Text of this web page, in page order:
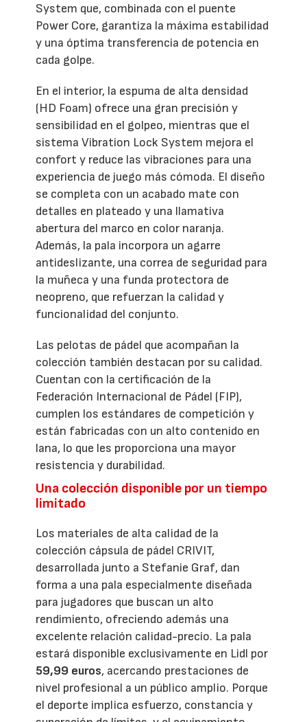
System que, combinada con el puente
Power Core, garantiza la máxima estabilidad
y una óptima transferencia de potencia en
cada golpe.
En el interior, la espuma de alta densidad
(HD Foam) ofrece una gran precisión y
sensibilidad en el golpeo, mientras que el
sistema Vibration Lock System mejora el
confort y reduce las vibraciones para una
experiencia de juego más cómoda. El diseño
se completa con un acabado mate con
detalles en plateado y una llamativa
abertura del marco en color naranja.
Además, la pala incorpora un agarre
antideslizante, una correa de seguridad para
la muñeca y una funda protectora de
neopreno, que refuerzan la calidad y
funcionalidad del conjunto.
Las pelotas de pádel que acompañan la
colección también destacan por su calidad.
Cuentan con la certificación de la
Federación Internacional de Pádel (FIP),
cumplen los estándares de competición y
están fabricadas con un alto contenido en
lana, lo que les proporciona una mayor
resistencia y durabilidad.
Una colección disponible por un tiempo
limitado
Los materiales de alta calidad de la
colección cápsula de pádel CRIVIT,
desarrollada junto a Stefanie Graf, dan
forma a una pala especialmente diseñada
para jugadores que buscan un alto
rendimiento, ofreciendo además una
excelente relación calidad-precio. La pala
estará disponible exclusivamente en Lidl por
59,99 euros, acercando prestaciones de
nivel profesional a un público amplio. Porque
el deporte implica esfuerzo, constancia y